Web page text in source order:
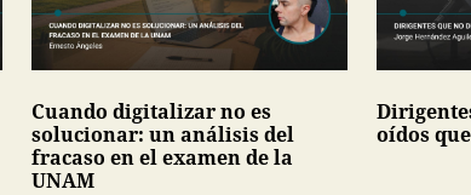
Cuando digitalizar no es
solucionar: un análisis del
fracaso en el examen de la
UNAM
oídos